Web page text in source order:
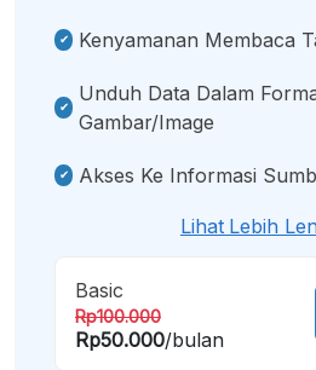
Kenyamanan Membaca
Unduh Data Dalam
Gambar/image
Akses Ke Informasi
Lihat Lebih
Basic
Rp100.000
Rp50.000/bulan